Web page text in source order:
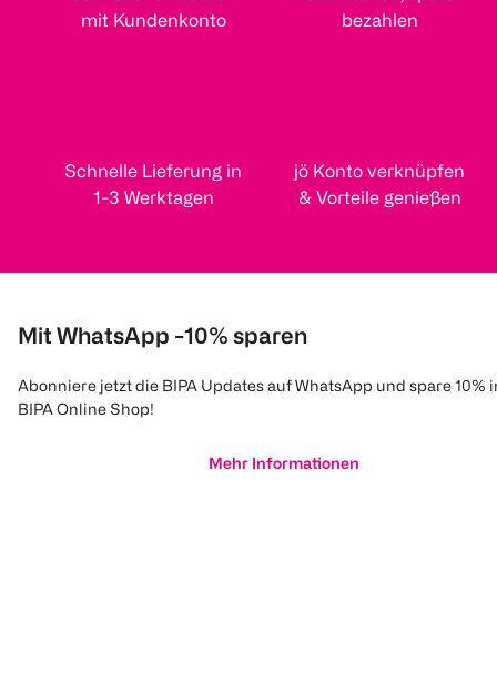
mit Kundenkonto
bezahlen
Schnelle Lieferung in
1-3 Werktagen
jö Konto verknüpfen
& Vorteile genießen
Mit WhatsApp -10% sparen
Abonniere jetzt die BIPA Updates auf WhatsApp und spare 10%
BIPA Online Shop!
Mehr Informationen